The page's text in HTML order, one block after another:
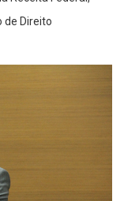
de Direito